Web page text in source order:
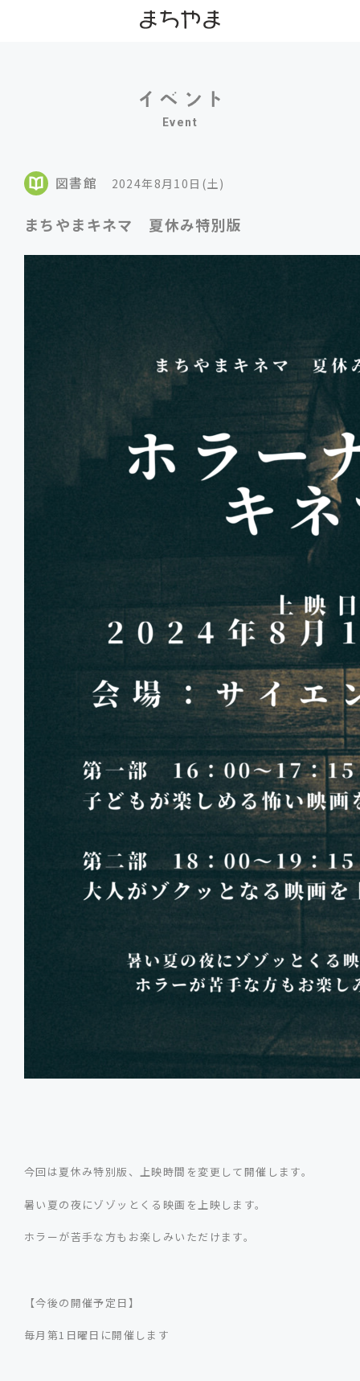
Event
図書館 2024年8月10日(土)
まちやまキネマ 夏休み特別版
今回は夏休み特別版、上映時間を変更して開催します。
暑い夏の夜にゾゾッとくる映画を上映します。
ホラーが苦手な方もお楽しみいただけます。
【今後の開催予定日】
毎月第1日曜日に開催します